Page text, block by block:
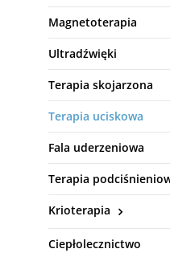
Magnetoterapia
Ultradźwięki
Terapia skojarzona
Terapia uciskowa
Fala uderzeniowa
Terapia
Krioterapia
Ciepłolecznictwo